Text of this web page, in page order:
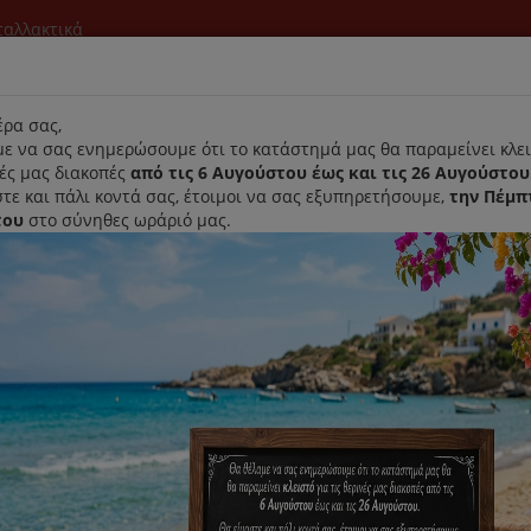
Αρχική Παραλαβή- Παράδοση Κατ'οικον
4 Control +
Ηλεκτρονικό Ρολόι Χύτρας
Κωδικός : X1060001
Διαθεσιμότητα :
Παράδοση Εντός 15
σας,
να σας ενημερώσουμε ότι το κατάστημά μας θα παραμείνει
μας διακοπές από τις 6 Αυγούστου έως και τις 26
και πάλι κοντά σας, έτοιμοι να σας εξυπηρετήσουμε, την
στο σύνηθες ωράριό μας.